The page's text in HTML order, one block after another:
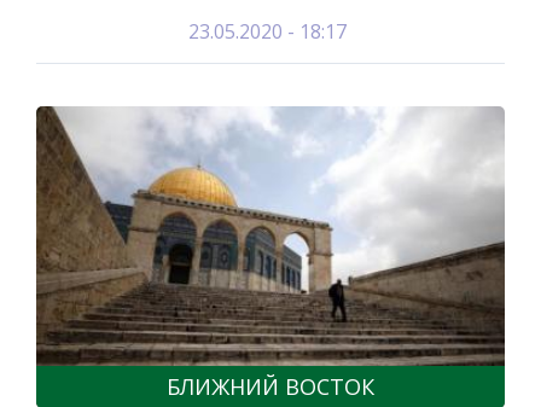
23.05.2020 - 18:17
БЛИЖНИЙ ВОСТОК